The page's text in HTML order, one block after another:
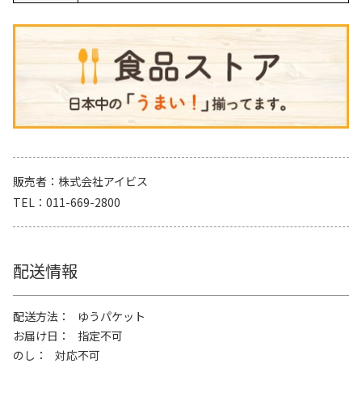
販売者
株式会社アイビス
TEL
011-669-2800
配送情報
配送方法
ゆうパケット
お届け日
指定不可
のし
対応不可